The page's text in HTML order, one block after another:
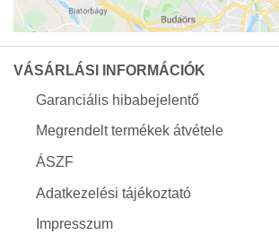
VÁSÁRLÁSI INFORMÁCIÓK
Garanciális hibabejelentő
Megrendelt termékek átvétele
ÁSZF
Adatkezelési tájékoztató
Impresszum